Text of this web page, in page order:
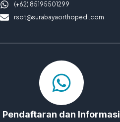
(+62) 85195501299
rsot@surabayaorthopedi.com
Pendaftaran dan Informasi